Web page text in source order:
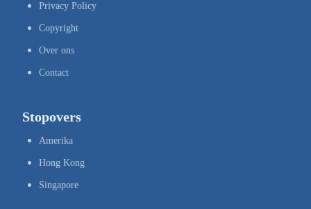
Privacy Policy
Copyright
Over ons
Contact
Stopovers
Amerika
Hong Kong
Singapore